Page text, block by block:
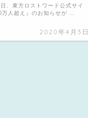
2020年4月3日
、東方ロストワード公式サイ
人超え』のお知らせが …